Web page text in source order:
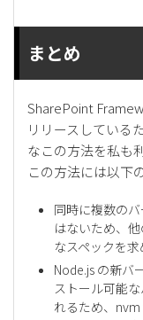
まとめ
SharePoint
リリースしている
なこの方法を私も
この方法には以下
同時に複数の
はないため、
なスペックを求
Node.js の新バ
ストール可能
れるため、